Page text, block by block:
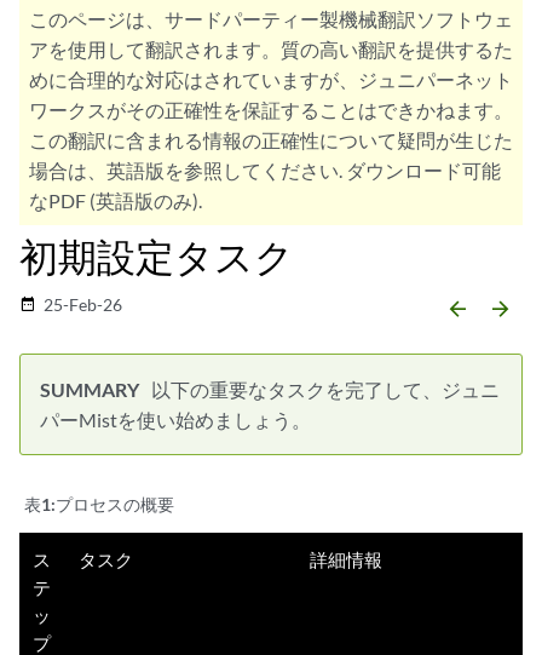
このページは、サードパーティー製機械翻訳ソフトウェ
アを使用して翻訳されます。質の高い翻訳を提供するた
めに合理的な対応はされていますが、ジュニパーネット
ワークスがその正確性を保証することはできかねます。
この翻訳に含まれる情報の正確性について疑問が生じた
場合は、英語版を参照してください. ダウンロード可能
なPDF (英語版のみ).
初期設定タスク
date_range 25-Feb-26 arrow_backward arrow_forward
以下の重要なタスクを完了して、ジュニ
パーMistを使い始めましょう。
表1:プロセスの概要
ス
テ
ッ
プ
タスク 詳細情報